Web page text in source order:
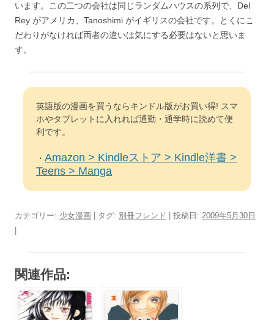
います。この二つの会社は同じランダムハウスの系列で、Del
Rey がアメリカ、Tanoshimi がイギリスの会社です。とくにこ
だわりがなければ両者の違いは気にする必要はないと思いま
す。
英語版の漫画を買うならキンドル版がお買い得! スマ
ホやタブレットに入れれば通勤・通学時に読めて便
利です。
・ Amazon > Kindleストア > Kindle洋書 >
Teens > Manga
カテゴリー: 少女漫画 | タグ: 別冊フレンド | 投稿日: 2009年5月30日
関連作品: